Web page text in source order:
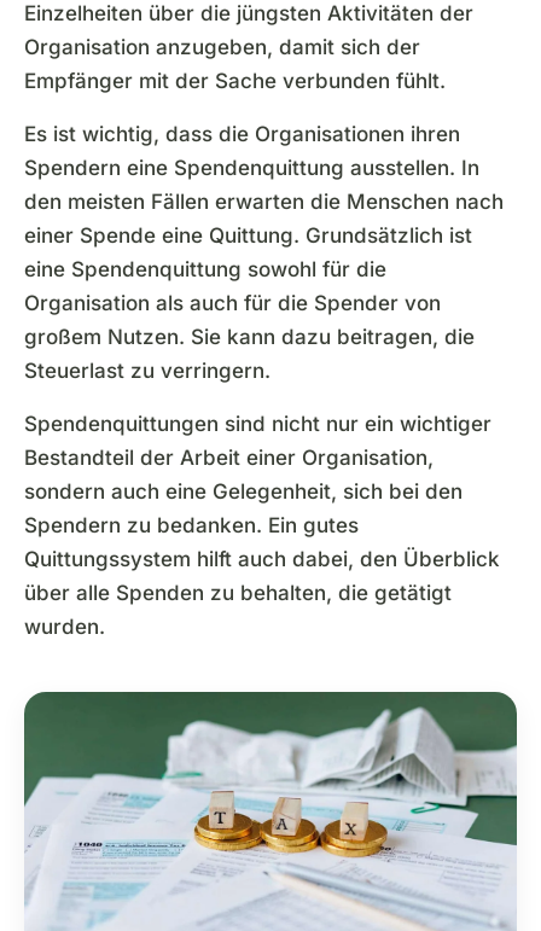
Einzelheiten über die jüngsten Aktivitäten der
Organisation anzugeben, damit sich der
Empfänger mit der Sache verbunden fühlt.
Es ist wichtig, dass die Organisationen ihren
Spendern eine Spendenquittung ausstellen. In
den meisten Fällen erwarten die Menschen nach
einer Spende eine Quittung. Grundsätzlich ist
eine Spendenquittung sowohl für die
Organisation als auch für die Spender von
großem Nutzen. Sie kann dazu beitragen, die
Steuerlast zu verringern.
Spendenquittungen sind nicht nur ein wichtiger
Bestandteil der Arbeit einer Organisation,
sondern auch eine Gelegenheit, sich bei den
Spendern zu bedanken. Ein gutes
Quittungssystem hilft auch dabei, den Überblick
über alle Spenden zu behalten, die getätigt
wurden.